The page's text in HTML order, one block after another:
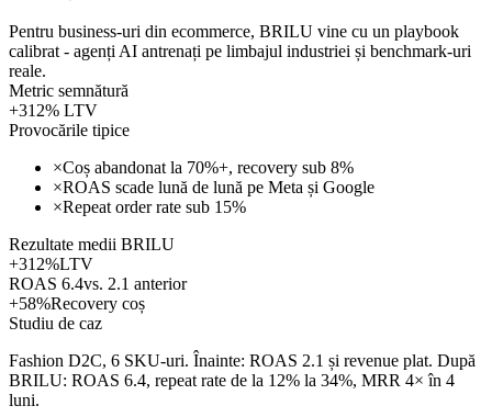
Pentru business-uri din ecommerce, BRILU vine cu un playbook
calibrat - agenți AI antrenați pe limbajul industriei și benchmark-uri
reale.
Metric semnătură
+312% LTV
Provocările tipice
×Coș abandonat la 70%+, recovery sub 8%
×ROAS scade lună de lună pe Meta și Google
×Repeat order rate sub 15%
Rezultate medii BRILU
+312%LTV
ROAS 6.4vs. 2.1 anterior
+58%Recovery coș
Studiu de caz
Fashion D2C, 6 SKU-uri. Înainte: ROAS 2.1 și revenue plat. După
BRILU: ROAS 6.4, repeat rate de la 12% la 34%, MRR 4× în 4
luni.